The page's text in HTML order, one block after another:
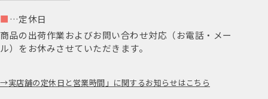
■ …定休日
商品の出荷作業およびお問い合わせ対応（お電話・メー
ル）をお休みさせていただきます。
実店舗の定休日と営業時間」に関するお知らせはこちら